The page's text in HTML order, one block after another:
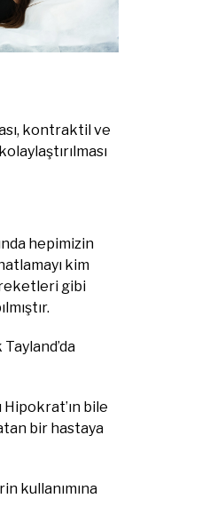
kontraktil ve
hepimizin
kim
gibi
Hipokrat’ın bile
bir hastaya
kullanımına